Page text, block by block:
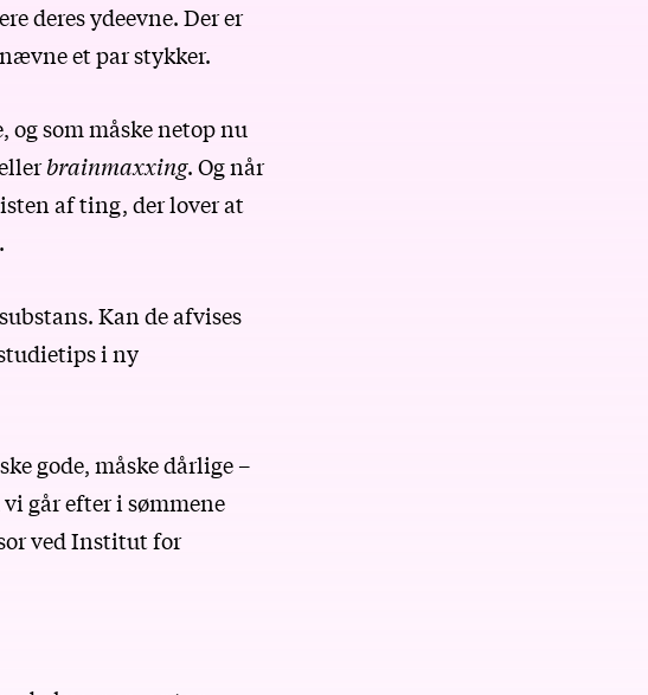
deres ydeevne. Der er
et par stykker.
som måske netop nu
brainmaxxing. Og når
af ting, der lover at
Kan de afvises
i ny
gode, måske dårlige –
går efter i sømmene
ved Institut for